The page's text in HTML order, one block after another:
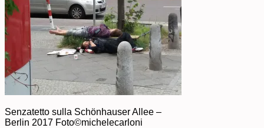
Senzatetto sulla Schönhauser Allee –
Berlin 2017 Foto©michelecarloni